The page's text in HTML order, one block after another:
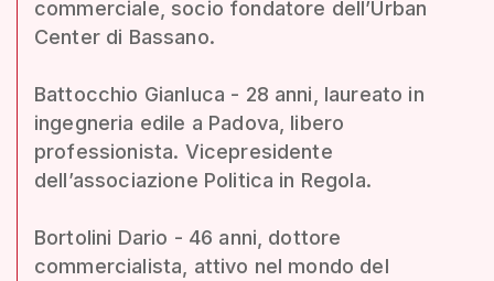
commerciale, socio fondatore dell’Urban
Center di Bassano.
Battocchio Gianluca - 28 anni, laureato in
ingegneria edile a Padova, libero
professionista. Vicepresidente
dell’associazione Politica in Regola.
Bortolini Dario - 46 anni, dottore
commercialista, attivo nel mondo del